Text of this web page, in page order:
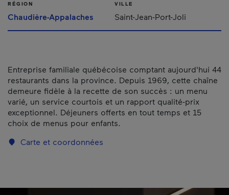
RÉGION
Chaudière-Appalaches
VILLE
Saint-Jean-Port-Joli
Entreprise familiale québécoise comptant aujourd'hui 44
restaurants dans la province. Depuis 1969, cette chaîne
demeure fidèle à la recette de son succès : un menu
varié, un service courtois et un rapport qualité-prix
exceptionnel. Déjeuners offerts en tout temps et 15
choix de menus pour enfants.
Carte et coordonnées